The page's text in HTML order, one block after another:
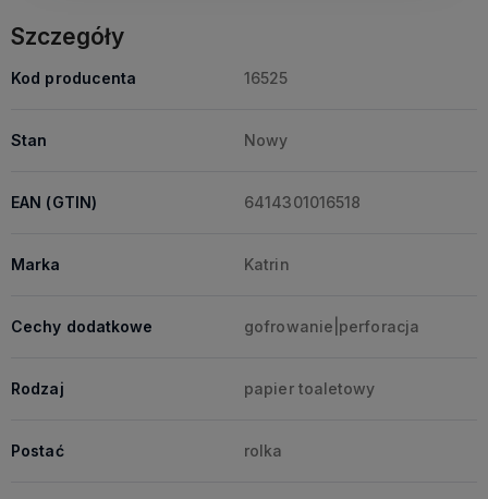
Szczegóły
Kod producenta 16525
Stan Nowy
EAN (GTIN) 6414301016518
Marka Katrin
Cechy dodatkowe gofrowanie|perforacja
Rodzaj papier toaletowy
Postać rolka